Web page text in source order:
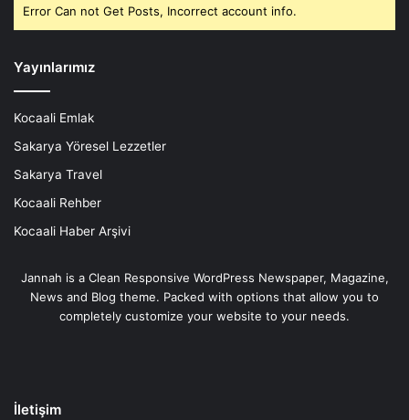
Error Can not Get Posts, Incorrect account info.
Yayınlarımız
Kocaali Emlak
Sakarya Yöresel Lezzetler
Sakarya Travel
Kocaali Rehber
Kocaali Haber Arşivi
Jannah is a Clean Responsive WordPress Newspaper, Magazine,
News and Blog theme. Packed with options that allow you to
completely customize your website to your needs.
İletişim